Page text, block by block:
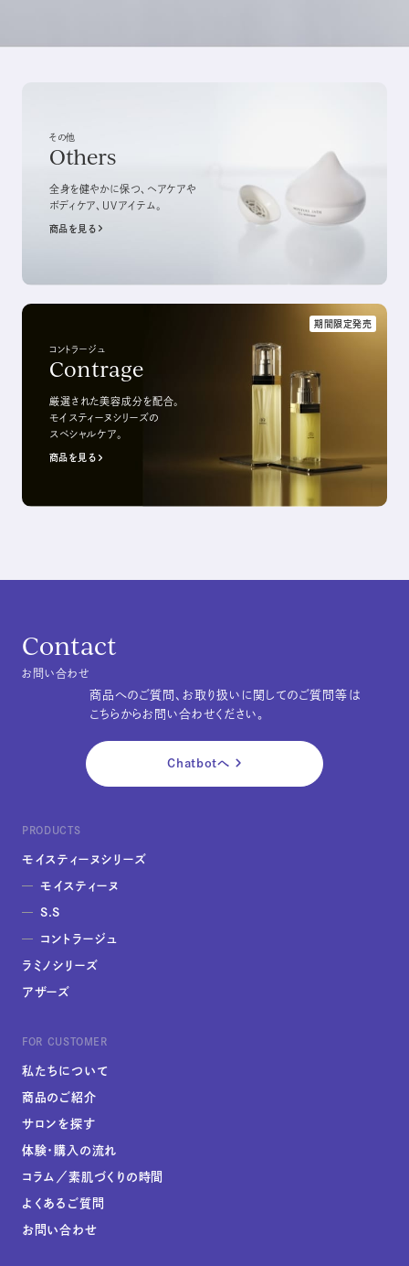
その他
Others
全身を健やかに保つ、
ヘアケアや
ボディケア、UVアイテム。
商品を見る
期間限定発売
コントラージュ
Contrage
厳選された美容成分を配合。
モイスティーヌシリーズの
スペシャルケア。
商品を見る
Contact
お問い合わせ
商品へのご質問、お取り扱いに関してのご質問等は
こちらからお問い合わせください。
Chatbotへ
PRODUCTS
モイスティーヌシリーズ
モイスティーヌ
S.S
コントラージュ
ラミノシリーズ
アザーズ
FOR CUSTOMER
私たちについて
商品のご紹介
サロンを探す
体験・購入の流れ
コラム／素肌づくりの時間
よくあるご質問
お問い合わせ